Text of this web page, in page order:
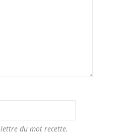
du mot recette.